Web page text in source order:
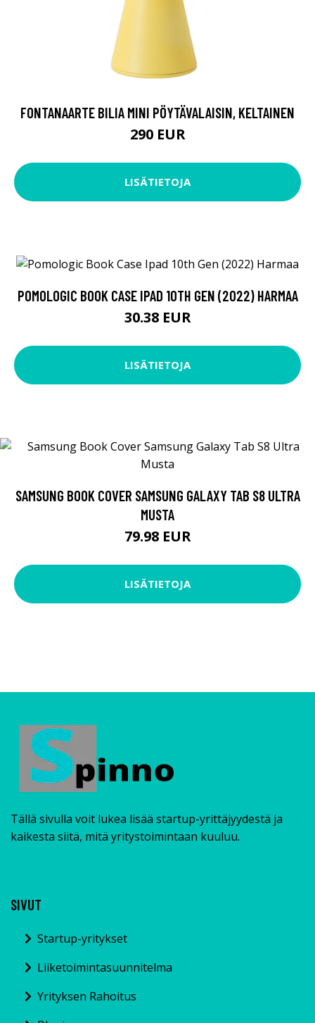
FONTANAARTE BILIA MINI PÖYTÄVALAISIN, KELTAINEN
290 EUR
LISÄTIETOJA
POMOLOGIC BOOK CASE IPAD 10TH GEN (2022) HARMAA
30.38 EUR
LISÄTIETOJA
SAMSUNG BOOK COVER SAMSUNG GALAXY TAB S8 ULTRA
MUSTA
79.98 EUR
LISÄTIETOJA
Tällä sivulla voit lukea lisää startup-yrittäjyydestä ja
kaikesta siitä, mitä yritystoimintaan kuuluu.
SIVUT
Startup-yritykset
Liiketoimintasuunnitelma
Yrityksen Rahoitus